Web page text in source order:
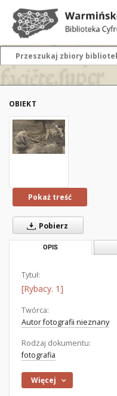
OBIEKT
Pokaż treść
Pobierz
OPIS
Tytuł:
[Rybacy. 1]
Twórca:
Autor fotografii nieznany
Rodzaj dokumentu:
fotografia
Więcej